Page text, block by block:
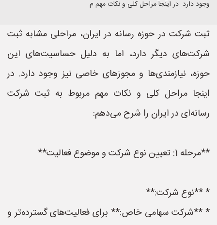
وجود دارد. در اینجا مراحل کلی و نکات مهم م
ثبت شرکت در حوزه رسانه در ایران، مراحلی مشابه ثبت
شرکت‌های دیگر دارد، اما به دلیل حساسیت‌های این
حوزه، نیازمندی‌ها و مجوزهای خاصی نیز وجود دارد. در
اینجا مراحل کلی و نکات مهم مربوط به ثبت شرکت
رسانه‌ای در ایران را شرح می‌دهم:
**مرحله 1: تعیین نوع شرکت و موضوع فعالیت**
* **نوع شرکت:**
* **شرکت سهامی خاص:** برای فعالیت‌های گسترده‌تر و